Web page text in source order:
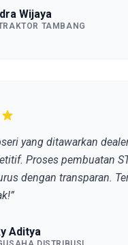
Wijaya
TAMBANG
yang ditawarkan
Proses pembuatan
dengan transparan.
Aditya